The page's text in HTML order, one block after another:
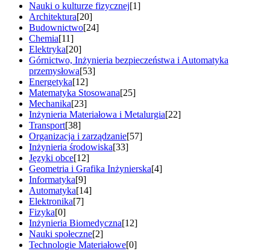
Nauki o kulturze fizycznej[1]
Architektura[20]
Budownictwo[24]
Chemia[11]
Elektryka[20]
Górnictwo, Inżynieria bezpieczeństwa i Automatyka
przemysłowa[53]
Energetyka[12]
Matematyka Stosowana[25]
Mechanika[23]
Inżynieria Materiałowa i Metalurgia[22]
Transport[38]
Organizacja i zarządzanie[57]
Inżynieria środowiska[33]
Języki obce[12]
Geometria i Grafika Inżynierska[4]
Informatyka[9]
Automatyka[14]
Elektronika[7]
Fizyka[0]
Inżynieria Biomedyczna[12]
Nauki społeczne[2]
Technologie Materiałowe[0]